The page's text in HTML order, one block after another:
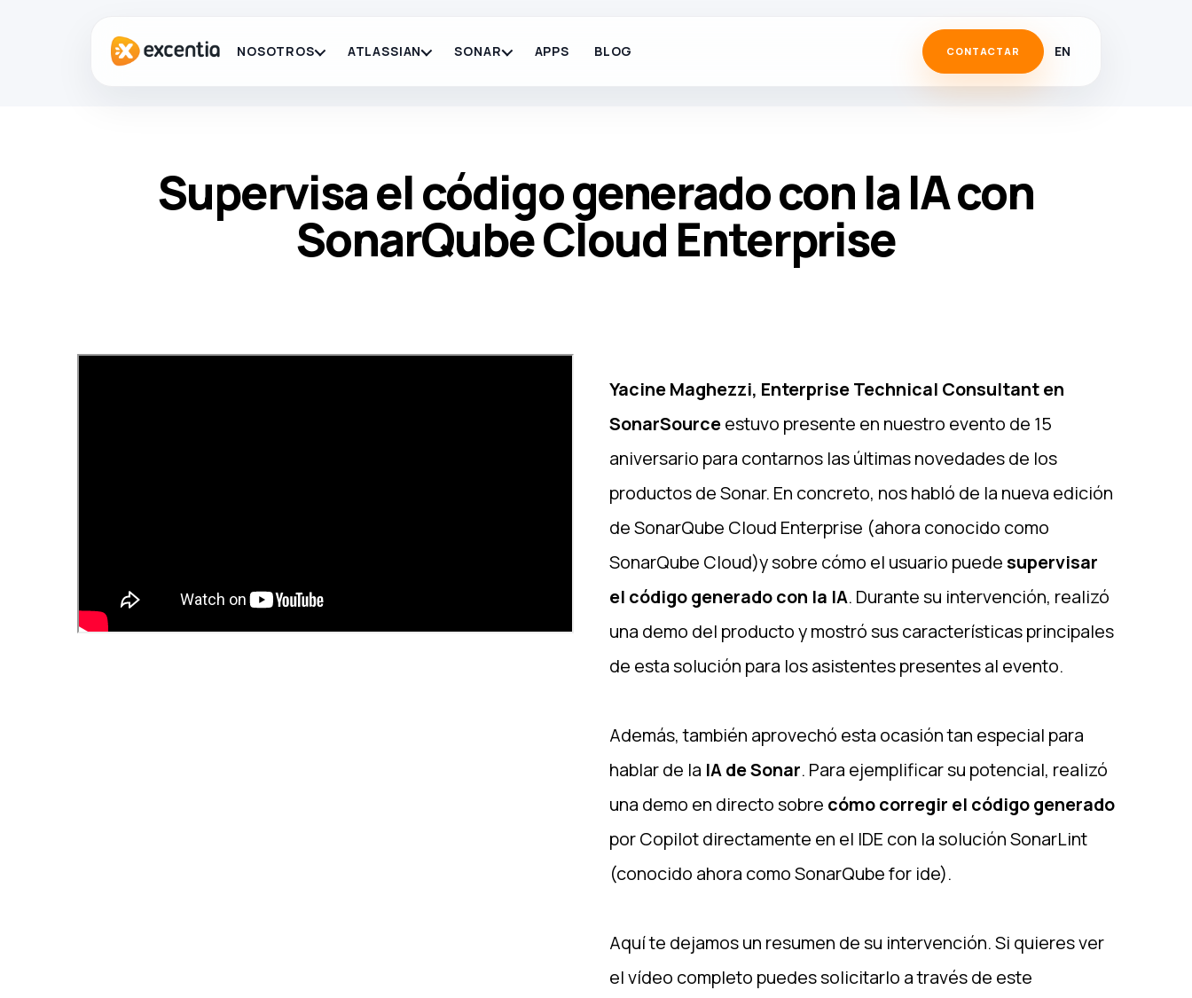
NOSOTROS ATLASSIAN SONAR APPS BLOG CONTACTAR EN
Supervisa el código generado con la IA con
SonarQube Cloud Enterprise
Yacine Maghezzi, Enterprise Technical Consultant en
SonarSourceestuvo presente en nuestro evento de 15
aniversario para contarnos las últimas novedades de los
productos de Sonar. En concreto, nos habló de la nueva edición
de SonarQube Cloud Enterprise (ahora conocido como
SonarQube Cloud)y sobre cómo el usuario puedesupervisar
el código generado con la IA. Durante su intervención, realizó
una demo del producto y mostró sus características principales
de esta solución para los asistentes presentes al evento.
Además, también aprovechó esta ocasión tan especial para
hablar de la IA de Sonar. Para ejemplificar su potencial, realizó
una demo en directo sobre cómo corregir el código generado
por Copilot directamente en el IDE con la solución SonarLint
(conocido ahora como SonarQube for ide).
Aquí te dejamos un resumen de su intervención. Si quieres ver
el vídeo completo puedes solicitarlo a través de este